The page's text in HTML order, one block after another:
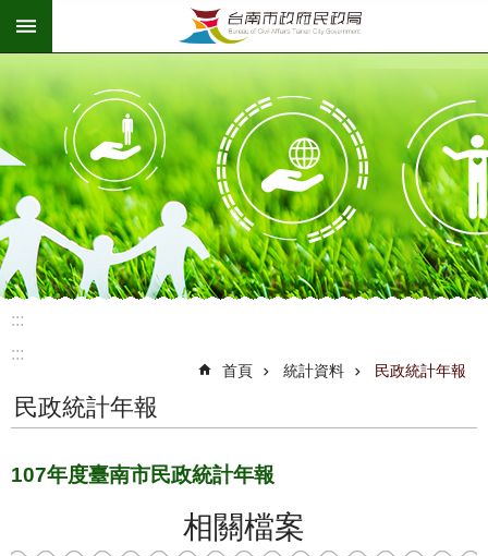
跳到主要內容區塊
:::
:::
首頁 統計資料 民政統計年報
民政統計年報
107年度臺南市民政統計年報
相關檔案